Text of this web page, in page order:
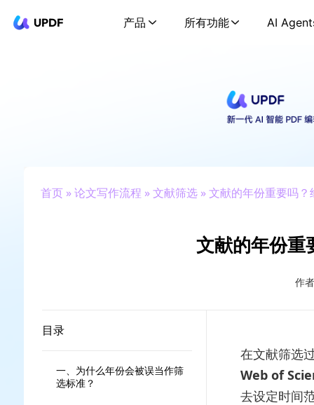
UPDF 产品 所有功能 AI
首页»论文写作流程 »文献筛选» 文献的年份重要吗？
文献的年份重
作
目录
一、为什么年份会被误当作筛
选标准？
在文献筛选
Web of
去设定时间